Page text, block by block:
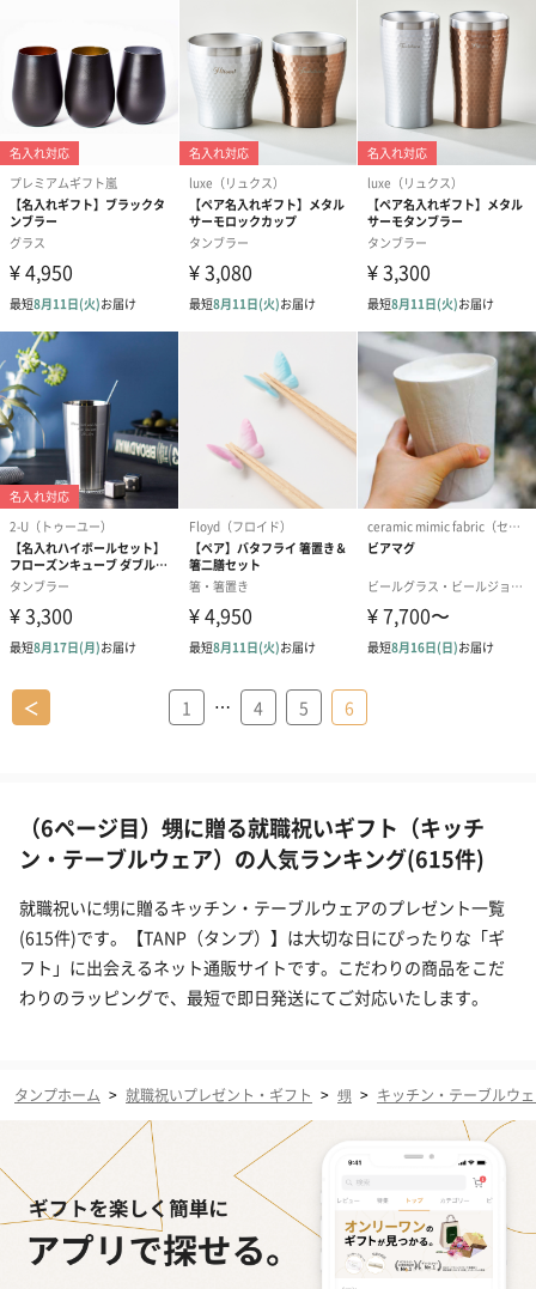
＜ 1 … 4 5 6
（6ページ目）甥に贈る就職祝いギフト（キッチ
ン・テーブルウェア）の人気ランキング(615件)
就職祝いに甥に贈るキッチン・テーブルウェアのプレゼント一覧
(615件)です。【TANP（タンプ）】は大切な日にぴったりな「ギ
フト」に出会えるネット通販サイトです。こだわりの商品をこだ
わりのラッピングで、最短で即日発送にてご対応いたします。
タンプホーム > 就職祝いプレゼント・ギフト > 甥 > キッチン・テーブルウ